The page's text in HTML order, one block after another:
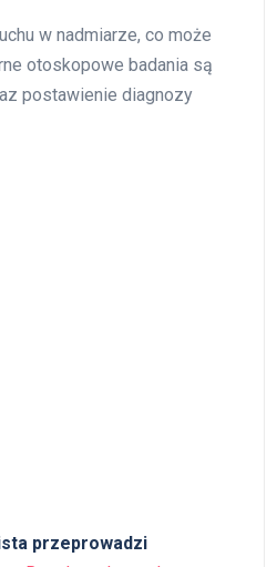
w nadmiarze, co może
otoskopowe badania są
postawienie diagnozy
przeprowadzi